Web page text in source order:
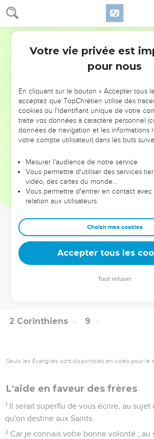
2 Corinthiens 8
plus grand empressement et de son bon
Nous avons aussi envoyé avec lui le
est répandue dans toutes les Églises en
l'Évangile ;
Et non seulement cela ; mais il a été
Églises, pour nous accompagner dans le
porter les aumônes, que nous
Seigneur même, et selon l'ardeur de
Nous avons pris cette précaution, afin
pût nous blâmer dans l'administration de
abondantes ;
le Seigneur, mais aussi devant les
Nous avons aussi envoyé avec eux
avons souvent éprouvé le zèle en
qui en aura plus encore en celle-ci, à
confiance qu'il a en vous.
Ainsi, pour ce qui est de Tite, il est
travaille avec moi pour vous ; et pour ce
frères, ils sont les envoyés des Églises,
Donnez-leur donc, en présence des
2 Corinthiens 9
Seuls les Évangiles sont disponibles en vidéo pour le
L'aide en faveur des frères
1 Il serait superflu de vous écrire, au sujet
qu'on destine aux Saints.
2 Car je connais votre bonne volonté ;
Votre vie privée est
pour nous
En cliquant sur le bouton « Accepter tous
acceptez que TopChrétien utilise des
cookies ou l'identifiant unique de votre
traite vos données à caractère personnel
données de navigation et les informations
votre compte utilisateur) dans les buts
Mesurer l'audience de notre service
Vous permettre d'utiliser des services
vidéo, des cartes du monde…
Vous permettre d'entrer en contact
relation aux utilisateurs.
Choisir mes cookies
Accepter tous les
Tout refuser